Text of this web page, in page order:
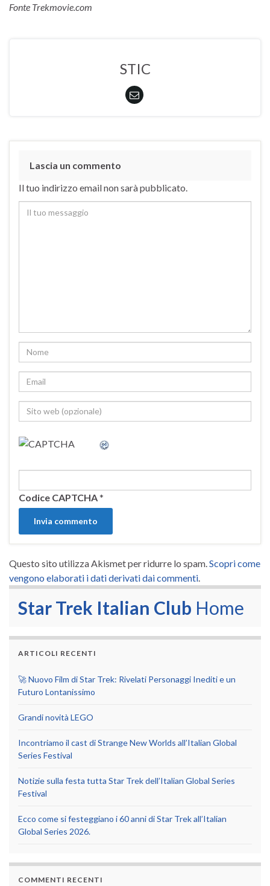
Fonte Trekmovie.com
STIC
Lascia un commento
Il tuo indirizzo email non sarà pubblicato.
Codice CAPTCHA*
Questo sito utilizza Akismet per ridurre lo spam.Scopri come
vengono elaborati i dati derivati dai commenti.
Star Trek Italian Club Home
ARTICOLI RECENTI
🚀 Nuovo Film di Star Trek: Rivelati Personaggi Inediti e un
Futuro Lontanissimo
Grandi novità LEGO
Incontriamo il cast di Strange New Worlds all’Italian Global
Series Festival
Notizie sulla festa tutta Star Trek dell’Italian Global Series
Festival
Ecco come si festeggiano i 60 anni di Star Trek all’Italian
Global Series 2026.
COMMENTI RECENTI